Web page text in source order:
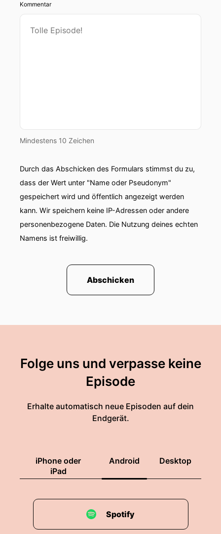
Kommentar
Mindestens 10 Zeichen
Durch das Abschicken des Formulars stimmst du zu,
dass der Wert unter "Name oder Pseudonym"
gespeichert wird und öffentlich angezeigt werden
kann. Wir speichern keine IP-Adressen oder andere
personenbezogene Daten. Die Nutzung deines echten
Namens ist freiwillig.
Abschicken
Folge uns und verpasse keine
Episode
Erhalte automatisch neue Episoden auf dein
Endgerät.
iPhone oder
iPad
Android Desktop
Spotify